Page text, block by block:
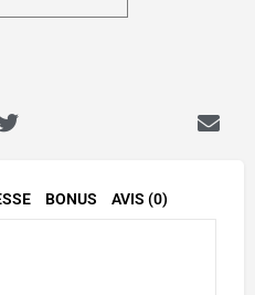
BONUS AVIS (0)